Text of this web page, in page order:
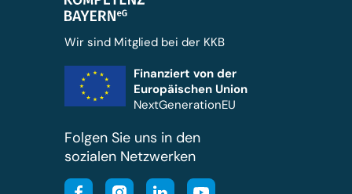
Wir sind Mitglied bei der KKB
Finanziert von der
Europäischen Union
NextGenerationEU
Folgen Sie uns in den
sozialen Netzwerken